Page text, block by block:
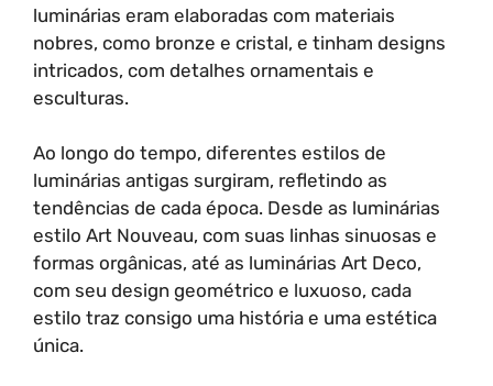
luminárias eram elaboradas com materiais
nobres, como bronze e cristal, e tinham designs
intricados, com detalhes ornamentais e
esculturas.
Ao longo do tempo, diferentes estilos de
luminárias antigas surgiram, refletindo as
tendências de cada época. Desde as luminárias
estilo Art Nouveau, com suas linhas sinuosas e
formas orgânicas, até as luminárias Art Deco,
com seu design geométrico e luxuoso, cada
estilo traz consigo uma história e uma estética
única.